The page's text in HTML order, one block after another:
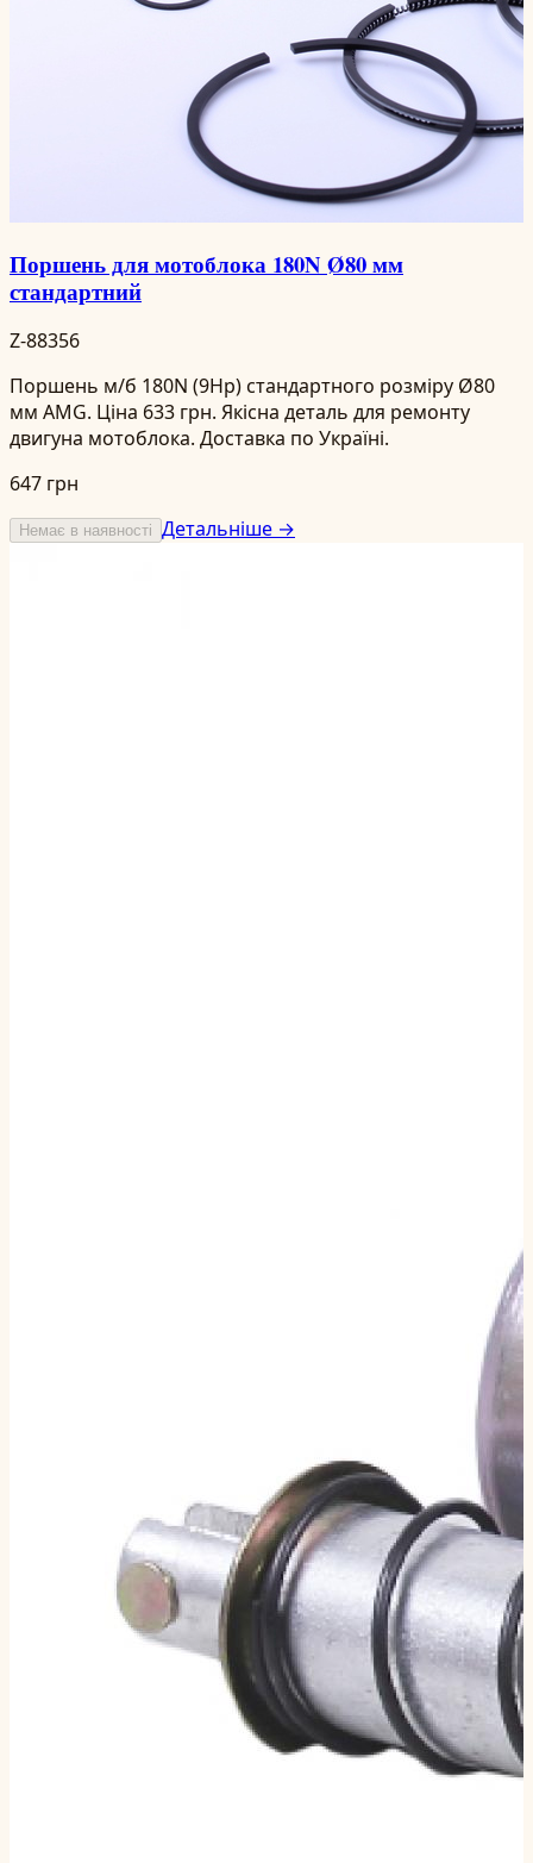
Поршень для мотоблока 180N Ø80 мм
стандартний
Z-88356
Поршень м/б 180N (9Hp) стандартного розміру Ø80
мм AMG. Ціна 633 грн. Якісна деталь для ремонту
двигуна мотоблока. Доставка по Україні.
647 грн
Немає в наявності Детальніше →